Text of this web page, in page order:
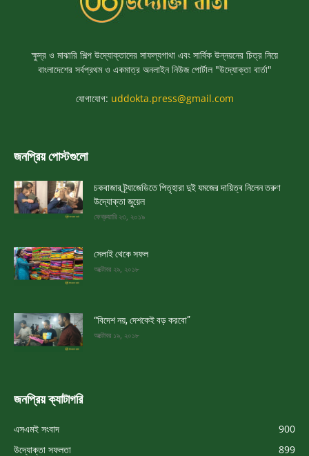
ক্ষুদ্র ও মাঝারি শিল্প উদ্যোক্তাদের সাফল্যগাথা এবং সার্বিক উন্নয়নের চিত্র নিয়ে
বাংলাদেশের সর্বপ্রথম ও একমাত্র অনলাইন নিউজ পোর্টাল "উদ্যোক্তা বার্তা"
যোগাযোগ: uddokta.press@gmail.com
জনপ্রিয় পোস্টগুলো
চকবাজার ট্র্যাজেডিতে পিতৃহারা দুই যমজের দায়িত্ব নিলেন তরুণ
উদ্যোক্তা জুয়েল
ফেব্রুয়ারি ২৩, ২০১৯
সেলাই থেকে সফল
অক্টোবর ২৯, ২০১৮
“বিদেশ নয়, দেশকেই বড় করবো”
অক্টোবর ১৯, ২০১৮
জনপ্রিয় ক্যাটাগরি
এসএমই সংবাদ
900
উদ্যোক্তা সফলতা
899